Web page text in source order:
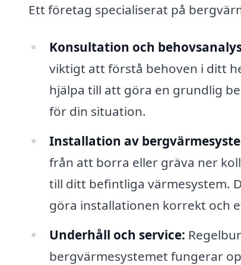
Ett företag specialiserat på
Konsultation och
viktigt att förstå behoven i ditt
hjälpa till att göra en grundlig
för din situation.
Installation av
från att borra eller gräva ner
till ditt befintliga värmesystem.
göra installationen korrekt och
Underhåll och service:
bergvärmesystemet fungerar